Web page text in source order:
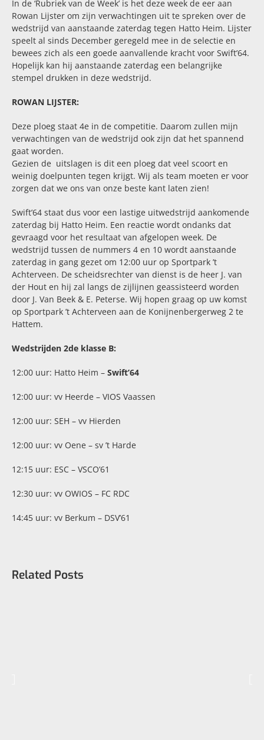
In de ‘Rubriek van de Week’ is het deze week de eer aan
Rowan Lijster om zijn verwachtingen uit te spreken over de
wedstrijd van aanstaande zaterdag tegen Hatto Heim. Lijster
speelt al sinds December geregeld mee in de selectie en
bewees zich als een goede aanvallende kracht voor Swift’64.
Hopelijk kan hij aanstaande zaterdag een belangrijke
stempel drukken in deze wedstrijd.
ROWAN LIJSTER:
Deze ploeg staat 4e in de competitie. Daarom zullen mijn
verwachtingen van de wedstrijd ook zijn dat het spannend
gaat worden.
Gezien de uitslagen is dit een ploeg dat veel scoort en
weinig doelpunten tegen krijgt. Wij als team moeten er voor
zorgen dat we ons van onze beste kant laten zien!
Swift’64 staat dus voor een lastige uitwedstrijd aankomende
zaterdag bij Hatto Heim. Een reactie wordt ondanks dat
gevraagd voor het resultaat van afgelopen week. De
wedstrijd tussen de nummers 4 en 10 wordt aanstaande
zaterdag in gang gezet om 12:00 uur op Sportpark ’t
Achterveen. De scheidsrechter van dienst is de heer J. van
der Hout en hij zal langs de zijlijnen geassisteerd worden
door J. Van Beek & E. Peterse. Wij hopen graag op uw komst
op Sportpark ’t Achterveen aan de Konijnenbergerweg 2 te
Hattem.
Wedstrijden 2de klasse B:
12:00 uur: Hatto Heim – Swift’64
12:00 uur: vv Heerde – VIOS Vaassen
12:00 uur: SEH – vv Hierden
12:00 uur: vv Oene – sv ’t Harde
12:15 uur: ESC – VSCO’61
12:30 uur: vv OWIOS – FC RDC
14:45 uur: vv Berkum – DSV’61
Related Posts